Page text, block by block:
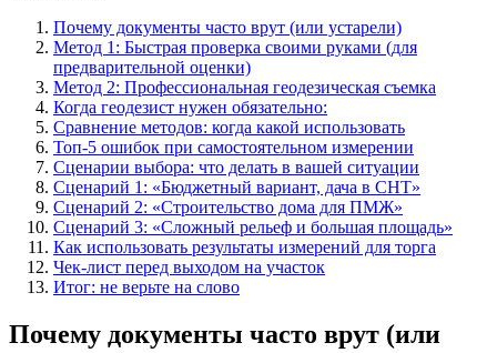
Почему документы часто врут (или устарели)
Метод 1: Быстрая проверка своими руками (для
предварительной оценки)
Метод 2: Профессиональная геодезическая съемка
Когда геодезист нужен обязательно:
Сравнение методов: когда какой использовать
Топ-5 ошибок при самостоятельном измерении
Сценарии выбора: что делать в вашей ситуации
Сценарий 1: «Бюджетный вариант, дача в СНТ»
Сценарий 2: «Строительство дома для ПМЖ»
Сценарий 3: «Сложный рельеф и большая площадь»
Как использовать результаты измерений для торга
Чек-лист перед выходом на участок
Итог: не верьте на слово
Почему документы часто врут (или